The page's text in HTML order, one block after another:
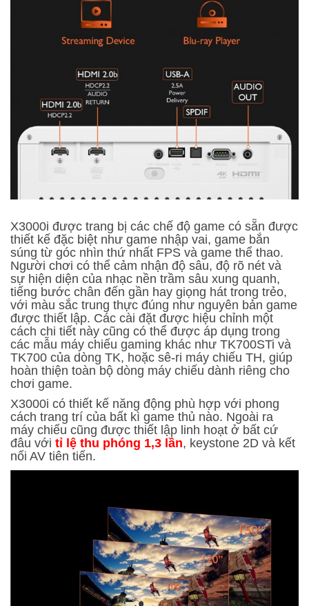
X3000i được trang bị các chế độ game có sẵn được
thiết kế đặc biệt như game nhập vai, game bắn
súng từ góc nhìn thứ nhất FPS và game thể thao.
Người chơi có thể cảm nhận độ sâu, độ rõ nét và
sự hiện diện của nhạc nền trầm sâu xung quanh,
tiếng bước chân đến gần hay giọng hát trong trẻo,
với màu sắc trung thực đúng như nguyên bản game
được thiết lập. Các cài đặt được hiệu chỉnh một
cách chi tiết này cũng có thể được áp dụng trong
các mẫu máy chiếu gaming khác như TK700STi và
TK700 của dòng TK, hoặc sê-ri máy chiếu TH, giúp
hoàn thiện toàn bộ dòng máy chiếu dành riêng cho
chơi game.
X3000i có thiết kế năng động phù hợp với phong
cách trang trí của bất kì game thủ nào. Ngoài ra
máy chiếu cũng được thiết lập linh hoạt ở bất cứ
đâu với tỉ lệ thu phóng 1,3 lần, keystone 2D và kết
nối AV tiên tiến.